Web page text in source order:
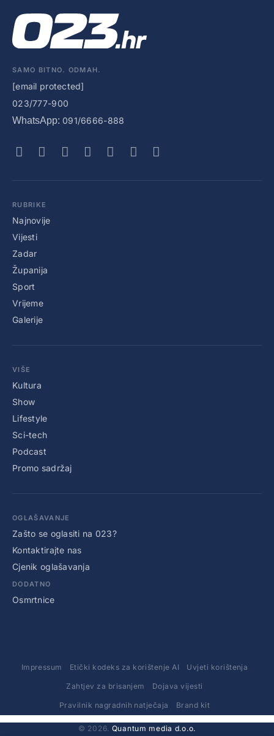
SAMO BITNO. ODMAH.
[email protected]
023/777-900
WhatsApp: 091/6666-888
RUBRIKE
Najnovije
Vijesti
Zadar
Županija
Sport
Vrijeme
Galerije
VIŠE
Kultura
Show
Lifestyle
Sci-tech
Podcast
Promo sadržaj
OGLAŠAVANJE
Zašto se oglasiti na 023?
Kontaktirajte nas
Cjenik oglašavanja
DODATNO
Osmrtnice
Impressum Etički kodeks za korištenje AI Uvjeti korištenja
Zahtjev za brisanjem Dojava vijesti
Pravilnik nagradnih natječaja Brand kit
© 2026. Quantum media d.o.o.